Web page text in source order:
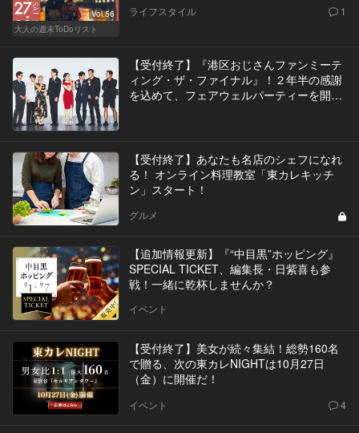
Vol.56
大人の週末ToDoリスト
ライフスタイル 1
【受付終了】『港区おじさんファンミーテ
ィング・ザ・ファイナル』！２年半の感謝
を込めて、フェアウェルパーティーを開
【受付終了】あなたも名店のシェフになれ
る！ オンライン料理教室「東カレキッチ
ン」スタート！
グルメ
【追加情報更新】『“中目黒”ホッピング』
SPECIAL TICKET、編集長・日紫喜も参
戦！一緒に乾杯しませんか？
イベント
【受付終了】美女が続々集結！総勢160名
で贈る、次の東カレNIGHTは10月27日
（金）に開催だ！
イベント 4